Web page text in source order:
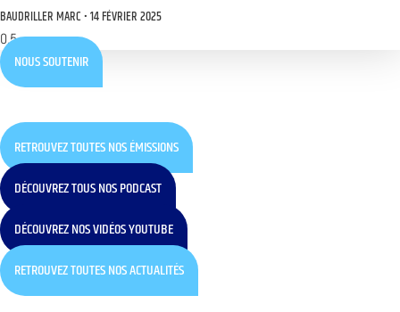
BAUDRILLER MARC 14 FÉVRIER 2025
NOUS SOUTENIR
RETROUVEZ TOUTES NOS ÉMISSIONS
DÉCOUVREZ TOUS NOS PODCAST
DÉCOUVREZ NOS VIDÉOS YOUTUBE
RETROUVEZ TOUTES NOS ACTUALITÉS